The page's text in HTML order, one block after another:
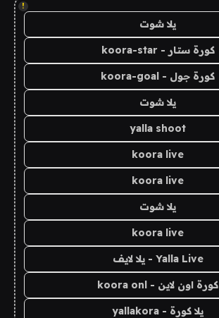
!
يلا شوت
كورة ستار - koora-star
كورة جول - koora-goal
يلا شوت
yalla shoot
koora live
koora live
يلا شوت
koora live
Yalla Live - يلا لايف
كورة اون لاين - koora onl
يلا كورة - yallakora